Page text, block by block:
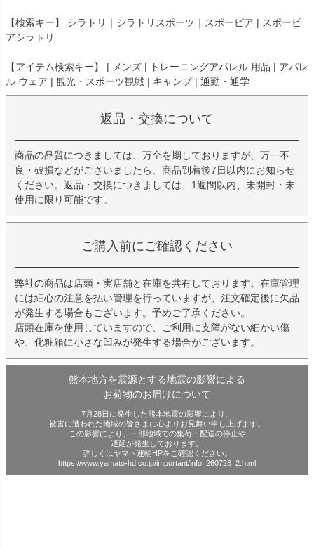
【検索キー】 シラトリ｜シラトリスポーツ｜スポーピア | スポーピ
アシラトリ
【アイテム検索キー】 | メンズ | トレーニングアパレル 用品 | アパレ
ル ウェア | 観光・スポーツ観戦 | キャンプ | 通勤・通学
返品・交換について
商品の品質につきましては、万全を期しておりますが、万一不
良・破損などがございましたら、商品到着後7日以内にお知らせ
ください。返品・交換につきましては、1週間以内、未開封・未
使用に限り可能です。
ご購入前にご確認ください
弊社の商品は店頭・実店舗と在庫を共有しております。在庫管理
には細心の注意を払い管理を行っていますが、注文確定後に欠品
が発生する場合もございます。予めご了承ください。
店頭在庫を使用していますので、ご利用に支障がない細かい傷
や、化粧箱に小さな凹みが発生する場合がございます。
熊本地方を震源とする地震の影響による
お荷物のお届けについて
7月28日に発生した熊本地震の影響により、
被害に遭われた地域の皆さまに心よりお見舞い申し上げます。
この影響により、一部地域での集荷・配送の停止や
遅延が発生しております。
詳しくはヤマト運輸HPをご確認ください。
https://www.yamato-hd.co.jp/important/info_260728_2.html